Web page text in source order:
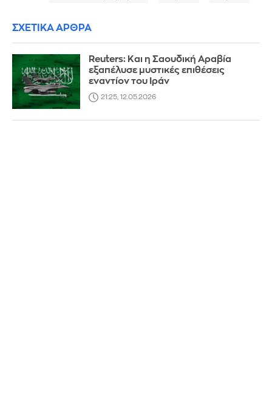
ΣΧΕΤΙΚΑ ΑΡΘΡΑ
Reuters: Και η Σαουδική Αραβία
εξαπέλυσε μυστικές επιθέσεις
εναντίον του Ιράν
21:25, 12.05.2026